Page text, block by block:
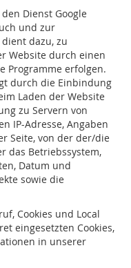
Dienst Google
und zur
dazu, zu
Website durch einen
Programme erfolgen.
durch die Einbindung
Laden der Website
zu Servern von
IP-Adresse, Angaben
Seite, von der der/die
das Betriebssystem,
Datum und
sowie die
Cookies und Local
eingesetzten Cookies,
in unserer